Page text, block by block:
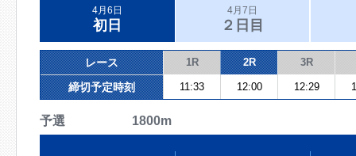
4月6日
初日
4月7日
２日目
レース 1R 2R 3R
締切予定時刻 11:33 12:00 12:29
予選 1800m